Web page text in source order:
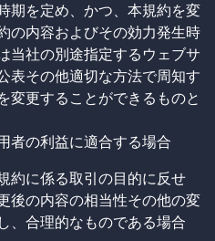
期を定め、かつ、本規約を変
の内容およびその効力発生時
当社の別途指定するウェブサ
表その他適切な方法で周知す
変更することができるものと
者の利益に適合する場合
約に係る取引の目的に反せ
後の内容の相当性その他の変
、合理的なものである場合